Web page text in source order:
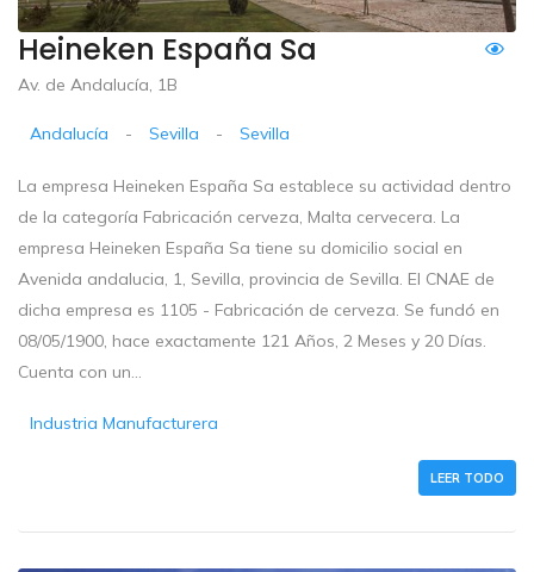
Heineken España Sa
Av. de Andalucía, 1B
Andalucía - Sevilla - Sevilla
La empresa Heineken España Sa establece su actividad dentro
de la categoría Fabricación cerveza, Malta cervecera. La
empresa Heineken España Sa tiene su domicilio social en
Avenida andalucia, 1, Sevilla, provincia de Sevilla. El CNAE de
dicha empresa es 1105 - Fabricación de cerveza. Se fundó en
08/05/1900, hace exactamente 121 Años, 2 Meses y 20 Días.
Cuenta con un...
Industria Manufacturera
LEER TODO